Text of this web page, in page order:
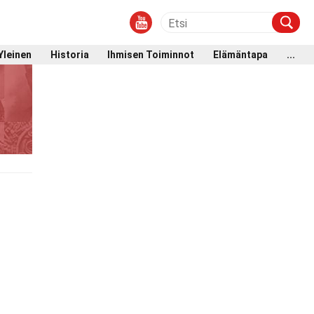
Historia Ihmisen Toiminnot Elämäntapa ...